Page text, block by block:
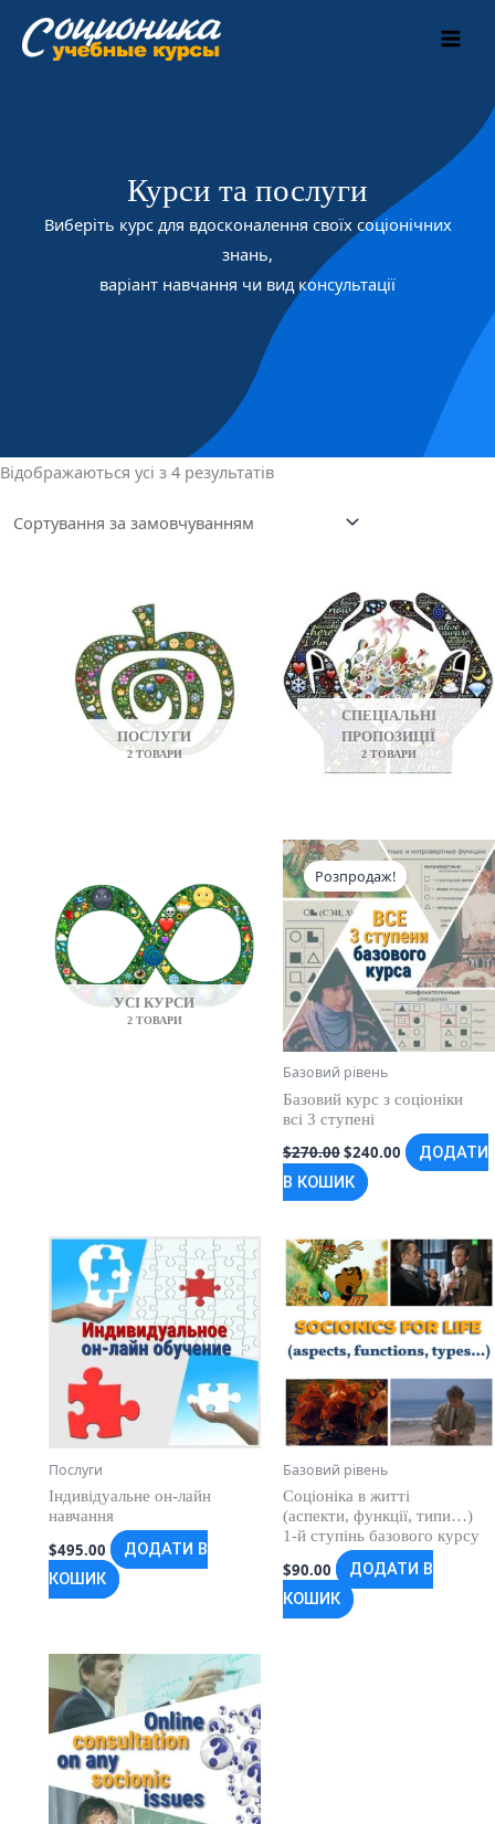
Перейти
Головна / Вітрина
Курси та послуги
Виберіть курс для вдосконалення своїх соціонічних
знань,
варіант навчання чи вид консультації
Відображаються усі з 4 результатів
ПОСЛУГИ
2 ТОВАРИ
СПЕЦІАЛЬНІ
ПРОПОЗИЦІЇ
2 ТОВАРИ
УСІ КУРСИ
2 ТОВАРИ
Розпродаж!
Базовий рівень
Базовий курс з соціоніки
всі 3 ступені
$270.00Оригінальна
ціна:
$270.00.
$240.00Поточна
ціна:
ДОДАТИ
В КОШИК
Послуги
Індивідуальне он-лайн
навчання
$495.00
ДОДАТИ В
КОШИК
Базовий рівень
Соціоніка в житті
(аспекти, функції, типи…)
1-й ступінь базового курсу
$90.00
ДОДАТИ В
КОШИК